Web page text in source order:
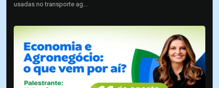
usadas no transporte ag...